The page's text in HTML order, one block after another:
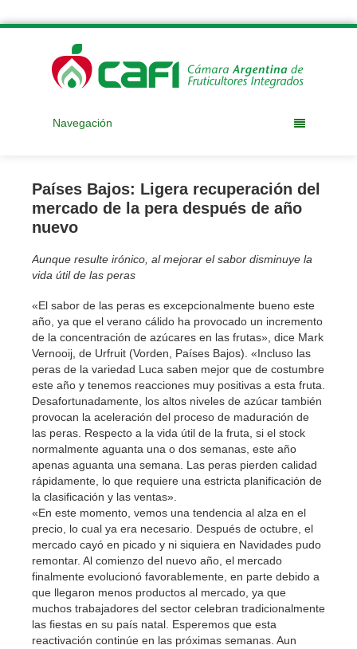
Navegación
Países Bajos: Ligera recuperación del
mercado de la pera después de año
nuevo
Aunque resulte irónico, al mejorar el sabor disminuye la
vida útil de las peras
«El sabor de las peras es excepcionalmente bueno este
año, ya que el verano cálido ha provocado un incremento
de la concentración de azúcares en las frutas», dice Mark
Vernooij, de Urfruit (Vorden, Países Bajos). «Incluso las
peras de la variedad Luca saben mejor que de costumbre
este año y tenemos reacciones muy positivas a esta fruta.
Desafortunadamente, los altos niveles de azúcar también
provocan la aceleración del proceso de maduración de
las peras. Respecto a la vida útil de la fruta, si el stock
normalmente aguanta una o dos semanas, este año
apenas aguanta una semana. Las peras pierden calidad
rápidamente, lo que requiere una estricta planificación de
la clasificación y las ventas».
«En este momento, vemos una tendencia al alza en el
precio, lo cual ya era necesario. Después de octubre, el
mercado cayó en picado y ni siquiera en Navidades pudo
remontar. Al comienzo del nuevo año, el mercado
finalmente evolucionó favorablemente, en parte debido a
que llegaron menos productos al mercado, ya que
muchos trabajadores del sector celebran tradicionalmente
las fiestas en su país natal. Esperemos que esta
reactivación continúe en las próximas semanas. Aun